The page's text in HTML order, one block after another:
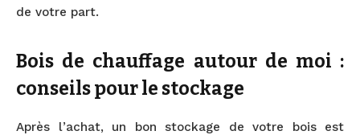
de votre part.
Bois de chauffage autour de moi :
conseils pour le stockage
Après l’achat, un bon stockage de votre bois est